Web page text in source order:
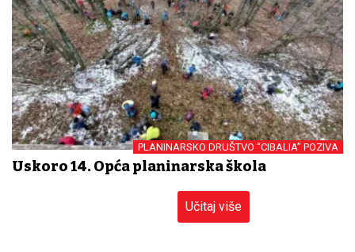
PLANINARSKO DRUŠTVO “CIBALIA” POZIVA
Uskoro 14. Opća planinarska škola
Učitaj više